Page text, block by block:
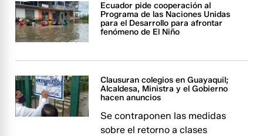
Ecuador pide cooperación al
Programa de las Naciones Unidas
para el Desarrollo para afrontar
fenómeno de El Niño
Clausuran colegios en Guayaquil;
Alcaldesa, Ministra y el Gobierno
hacen anuncios
Se contraponen las medidas
sobre el retorno a clases